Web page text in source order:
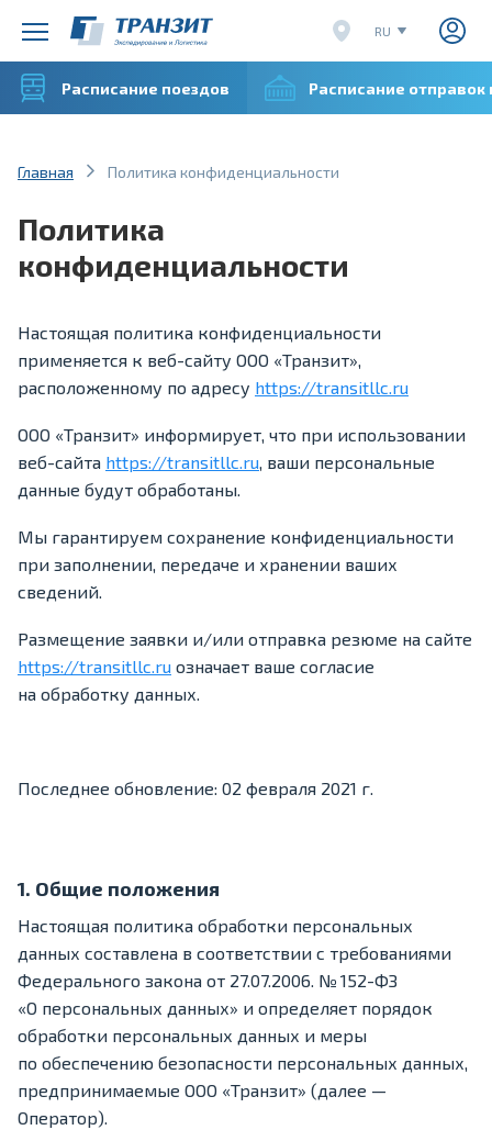
RU
EN
CN
Расписание поездов Расписание
Главная Политика конфиденциальности
Политика
конфиденциальности
Настоящая политика конфиденциальности
применяется к веб-сайту ООО «Транзит»,
расположенному по адресу https://transitllc.ru
ООО «Транзит» информирует, что при использовании
веб-сайта https://transitllc.ru, ваши персональные
данные будут обработаны.
Мы гарантируем сохранение конфиденциальности
при заполнении, передаче и хранении ваших
сведений.
Размещение заявки и/или отправка резюме на сайте
https://transitllc.ru означает ваше согласие
на обработку данных.
Последнее обновление: 02 февраля 2021 г.
1. Общие положения
Настоящая политика обработки персональных
данных составлена в соответствии с требованиями
Федерального закона от 27.07.2006. № 152-ФЗ
«О персональных данных» и определяет порядок
обработки персональных данных и меры
по обеспечению безопасности персональных данных,
предпринимаемые ООО «Транзит» (далее —
Оператор).